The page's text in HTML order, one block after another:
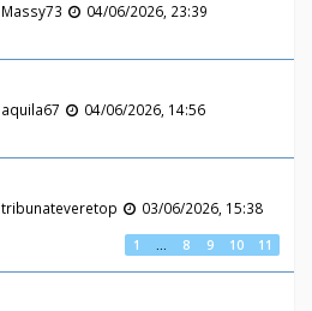
Massy73
04/06/2026, 23:39
aquila67
04/06/2026, 14:56
tribunateveretop
03/06/2026, 15:38
1 … 8 9 10 11